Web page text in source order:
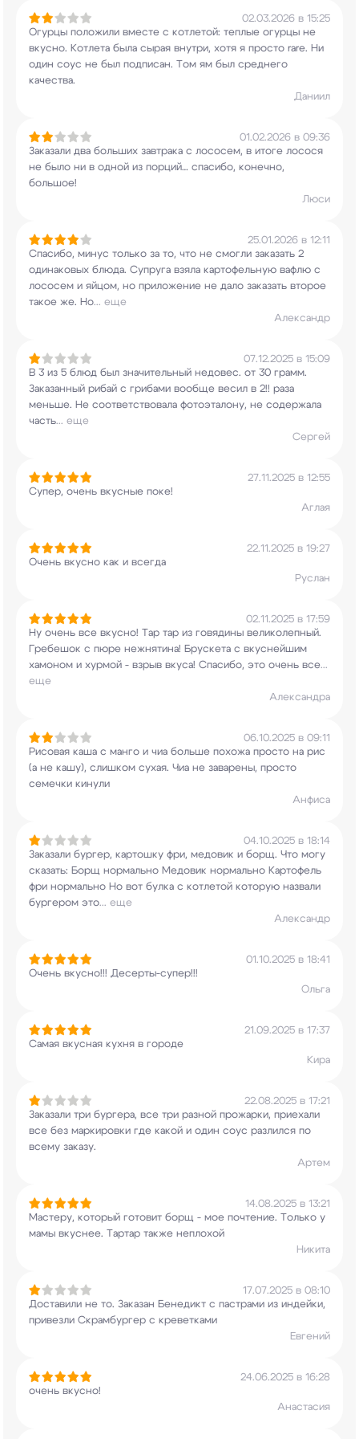
02.03.2026 в 15:25
Огурцы положили вместе с котлетой: теплые огурцы не
вкусно. Котлета была сырая внутри, хотя я просто rare. Ни
один соус не был подписан. Том ям был среднего
качества.
Даниил
01.02.2026 в 09:36
Заказали два больших завтрака с лососем, в итоге лосося
не было ни в одной из порций… спасибо, конечно,
большое!
Люси
25.01.2026 в 12:11
Спасибо, минус только за то, что не смогли заказать 2
одинаковых блюда. Супруга взяла картофельную вафлю с
лососем и яйцом, но приложение не дало заказать второе
такое же. Но... еще
Александр
07.12.2025 в 15:09
В 3 из 5 блюд был значительный недовес. от 30 грамм.
Заказанный рибай с грибами вообще весил в 2!! раза
меньше. Не соответствовала фотоэталону, не содержала
часть... еще
Сергей
27.11.2025 в 12:55
Супер, очень вкусные поке!
Аглая
22.11.2025 в 19:27
Очень вкусно как и всегда
Руслан
02.11.2025 в 17:59
Ну очень все вкусно! Тар тар из говядины великолепный.
Гребешок с пюре нежнятина! Брускета с вкуснейшим
хамоном и хурмой - взрыв вкуса! Спасибо, это очень все...
еще
Александра
06.10.2025 в 09:11
Рисовая каша с манго и чиа больше похожа просто на рис
(а не кашу), слишком сухая. Чиа не заварены, просто
семечки кинули
Анфиса
04.10.2025 в 18:14
Заказали бургер, картошку фри, медовик и борщ. Что могу
сказать: Борщ нормально Медовик нормально Картофель
фри нормально Но вот булка с котлетой которую назвали
бургером это... еще
Александр
01.10.2025 в 18:41
Очень вкусно!!! Десерты-супер!!!
Ольга
21.09.2025 в 17:37
Самая вкусная кухня в городе
Кира
22.08.2025 в 17:21
Заказали три бургера, все три разной прожарки, приехали
все без маркировки где какой и один соус разлился по
всему заказу.
Артем
14.08.2025 в 13:21
Мастеру, который готовит борщ - мое почтение. Только у
мамы вкуснее. Тартар также неплохой
Никита
17.07.2025 в 08:10
Доставили не то. Заказан Бенедикт с пастрами из индейки,
привезли Скрамбургер с креветками
Евгений
24.06.2025 в 16:28
очень вкусно!
Анастасия